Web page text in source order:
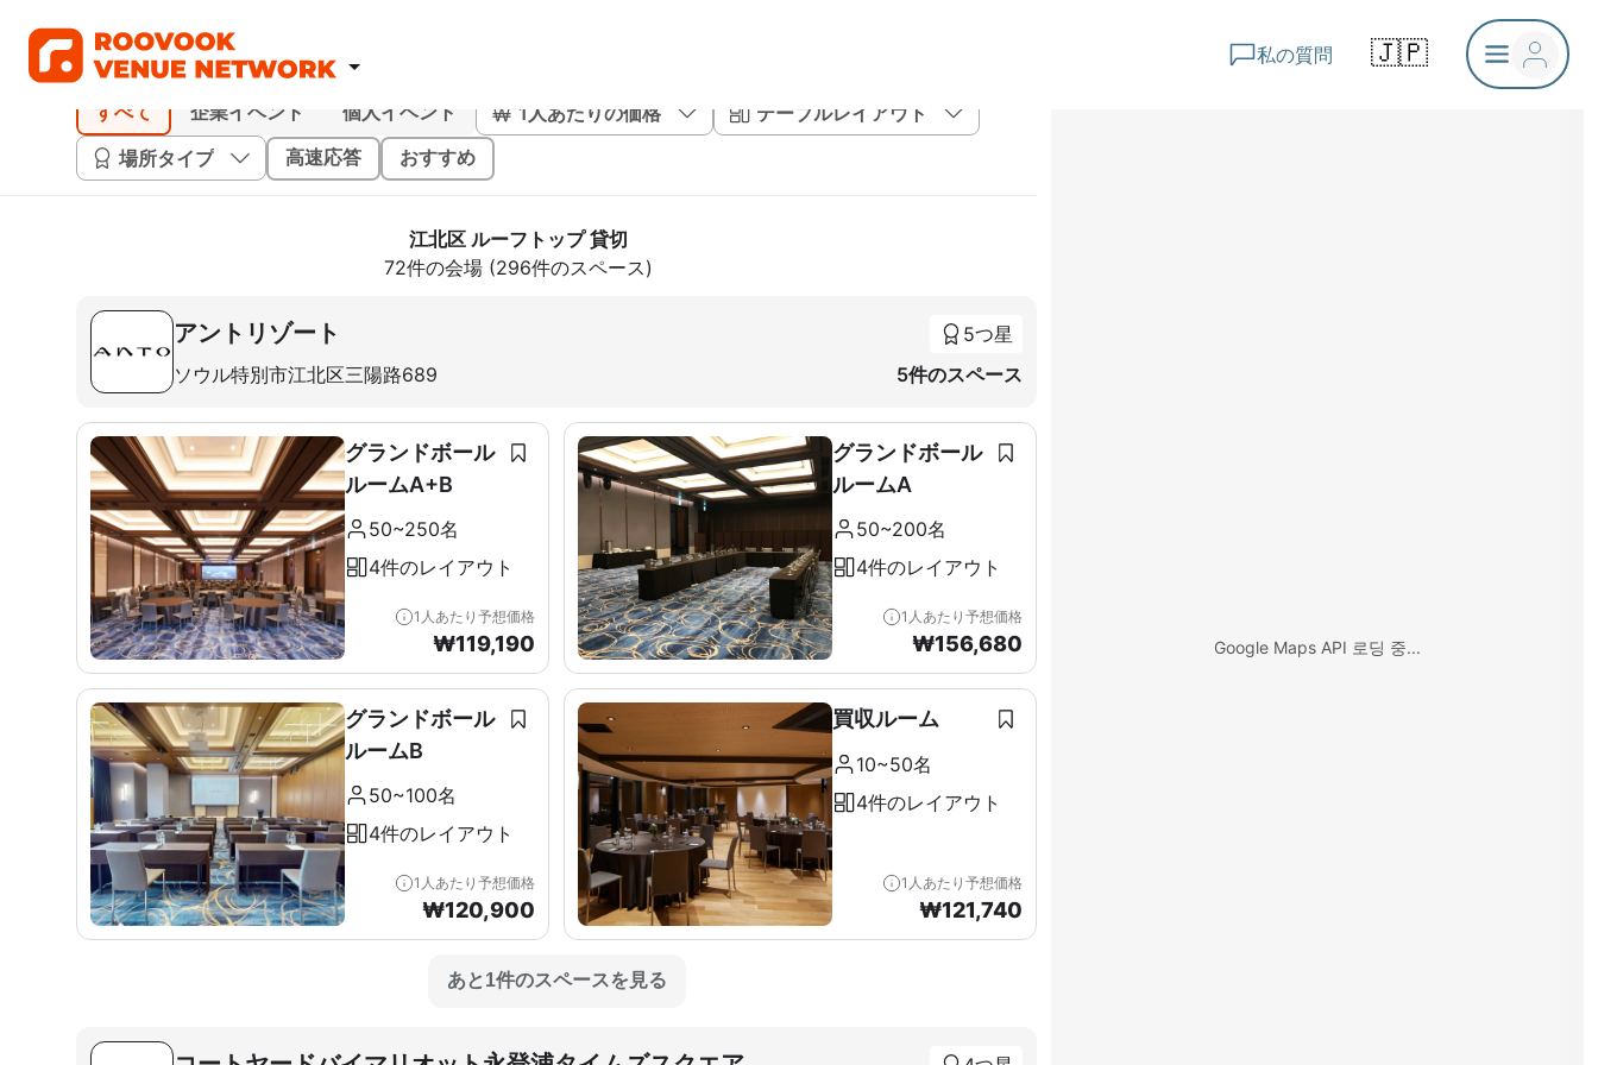
私の質問 🇯🇵
すべて 企業イベント 個人イベント 1人あたりの価格
テーブルレイアウト
場所タイプ
高速応答 おすすめ
江北区 ルーフトップ 貸切
72件の会場 (296件のスペース)
アントリゾート
ソウル特別市江北区三陽路689
5つ星
5件のスペース
グランドボール
ルームA+B
50~250名
4件のレイアウト
1人あたり予想価格
₩119,190
グランドボール
ルームA
50~200名
4件のレイアウト
1人あたり予想価格
₩156,680
グランドボール
ルームB
50~100名
4件のレイアウト
1人あたり予想価格
₩120,900
買収ルーム
10~50名
4件のレイアウト
1人あたり予想価格
₩121,740
あと1件のスペースを見る
Google Maps API 로딩 중...